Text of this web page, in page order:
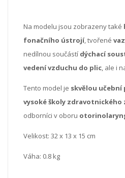
Na modelu jsou zobrazeny také
fonačního ústrojí, tvořené
nedílnou součástí dýchací
vedení vzduchu do plic, ale i
Tento model je skvělou učební
vysoké školy zdravotnického
odborníci v oboru
Velikost: 32 x 13 x 15 cm
Váha: 0.8 kg